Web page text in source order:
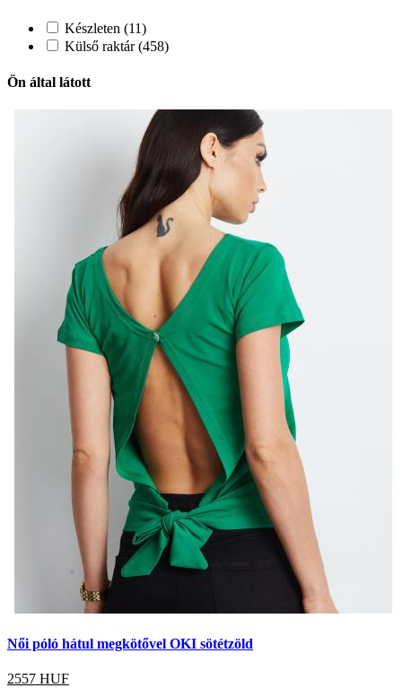
Készleten (11)
Külső raktár (458)
Ön által látott
Női póló hátul megkötővel OKI sötétzöld
2557 HUF